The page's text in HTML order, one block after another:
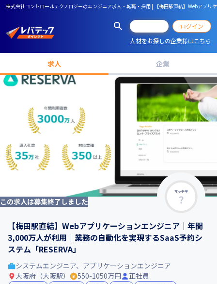
株式会社コントロールテクノロジーのエンジニア求人・転職・採用 | 【梅田駅直結】Webアプ
ログイン
人材をお探しの企業様はこちら
求人 企業
マッチ率
この求人は募集終了しました
【梅田駅直結】Webアプリケーションエンジニア｜年間
3,000万人が利用｜業務の自動化を実現するSaaS予約シ
ステム「RESERVA」
システムエンジニア、アプリケーションエンジニア
大阪府（大阪駅）
550-1050万円 正社員